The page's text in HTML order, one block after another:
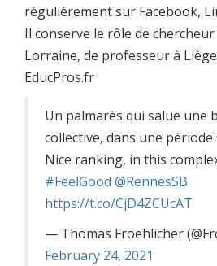
régulièrement sur Facebook,
Il conserve le rôle de chercheur
Lorraine, de professeur à
EducPros.fr
Un palmarès qui salue une
collective, dans une période
Nice ranking, in this
#FeelGood @RennesSB
https://t.co/CjD4ZCUcAT
— Thomas Froehlicher
February 24, 2021